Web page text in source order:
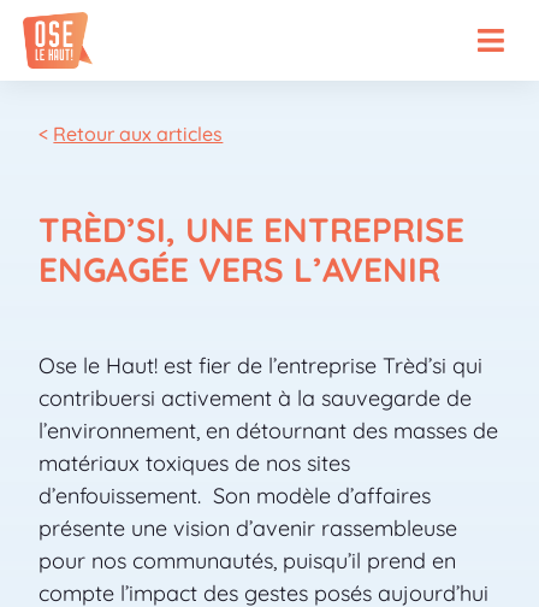
< Retour aux articles
TRÈD’SI, UNE ENTREPRISE
ENGAGÉE VERS L’AVENIR
Ose le Haut! est fier de l’entreprise Trèd’si qui
contribuersi activement à la sauvegarde de
l’environnement, en détournant des masses de
matériaux toxiques de nos sites
d’enfouissement. Son modèle d’affaires
présente une vision d’avenir rassembleuse
pour nos communautés, puisqu’il prend en
compte l’impact des gestes posés aujourd’hui